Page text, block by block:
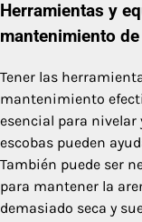
Herramientas y
mantenimiento
Tener las
mantenimiento
esencial para nivelar
escobas pueden
También puede ser
para mantener la
demasiado seca y